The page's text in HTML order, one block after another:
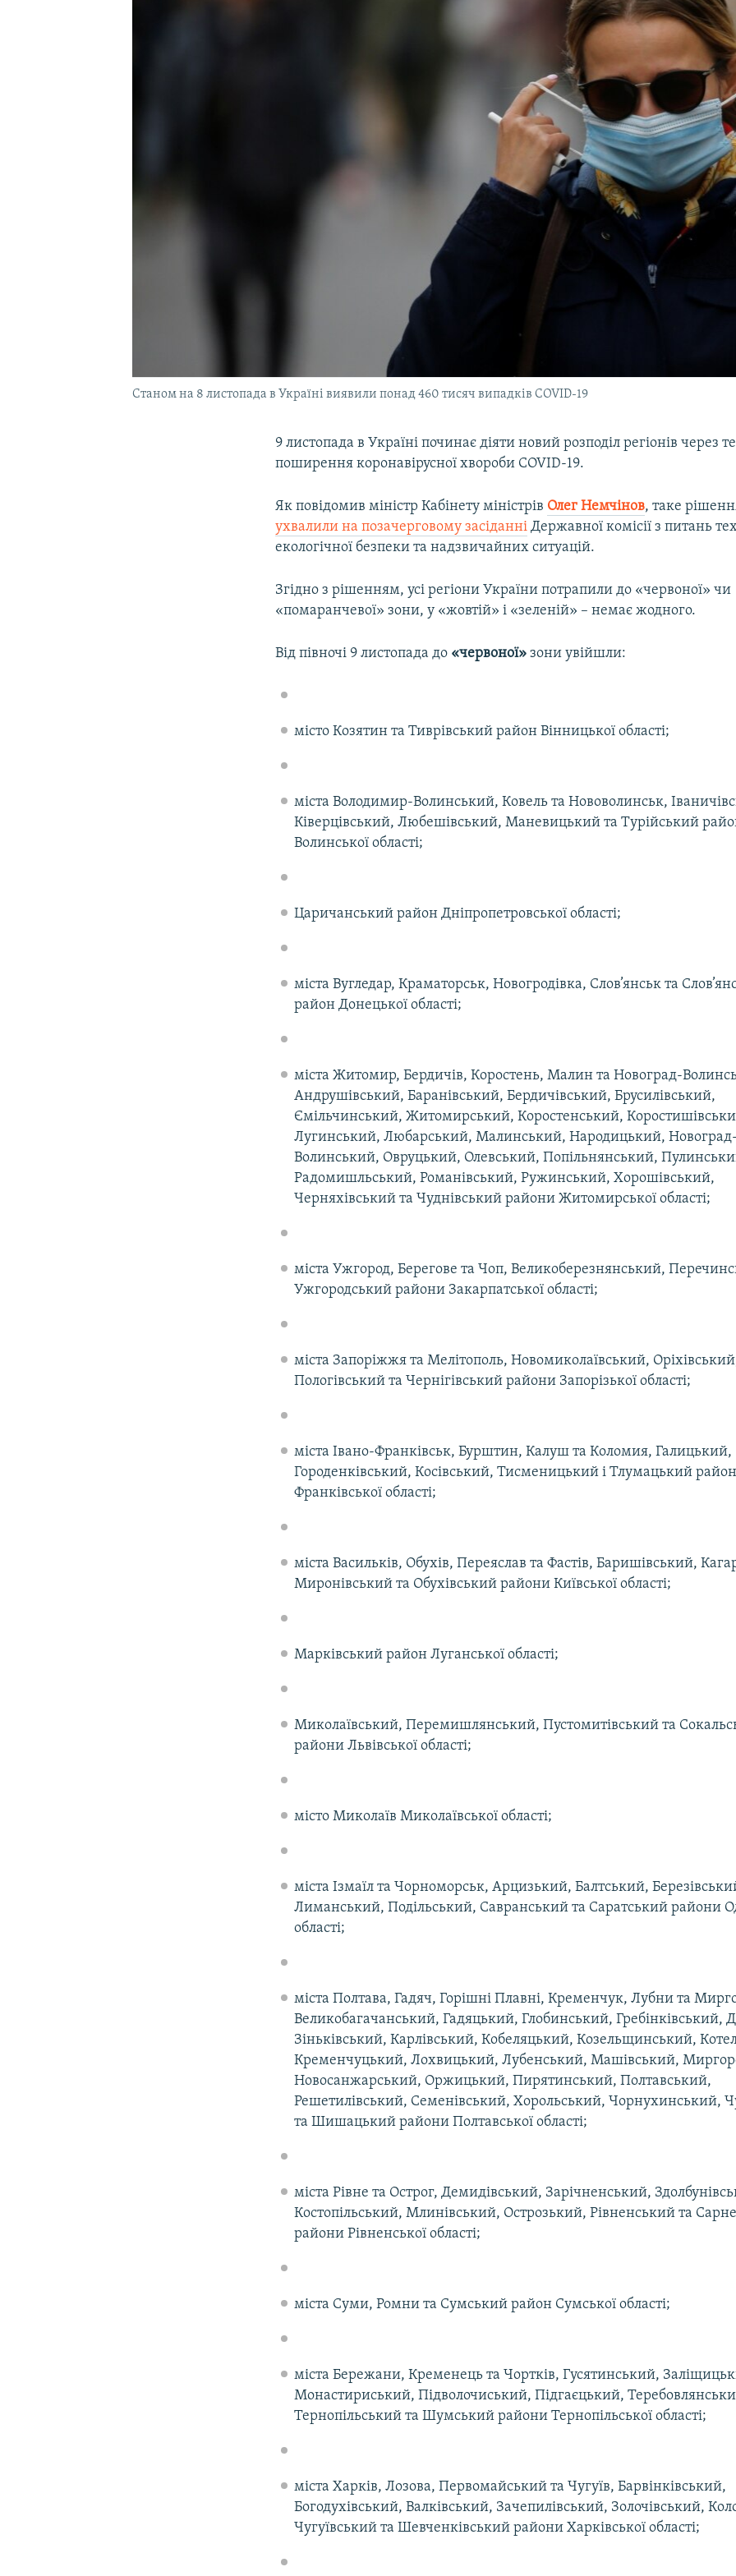
Cтаном на 8 листопада в Україні виявили понад 460 тисяч випадків COVID-19
9 листопада в Україні починає діяти новий розподіл регіонів через
поширення коронавірусної хвороби COVID-19.
Як повідомив міністр Кабінету міністрів Олег Немчінов, таке
ухвалили на позачерговому засіданні Державної комісії з питань
екологічної безпеки та надзвичайних ситуацій.
Згідно з рішенням, усі регіони України потрапили до «червоної» чи
«помаранчевої» зони, у «жовтій» і «зеленій» – немає жодного.
Від півночі 9 листопада до «червоної» зони увійшли:
місто Козятин та Тиврівський район Вінницької області;
міста Володимир-Волинський, Ковель та Нововолинськ,
Ківерцівський, Любешівський, Маневицький та Турійський
Волинської області;
Царичанський район Дніпропетровської області;
міста Вугледар, Краматорськ, Новогродівка, Слов’янськ та
район Донецької області;
міста Житомир, Бердичів, Коростень, Малин та Новоград-
Андрушівський, Баранівський, Бердичівський, Брусилівський,
Ємільчинський, Житомирський, Коростенський,
Лугинський, Любарський, Малинський, Народицький, Новоград-
Волинський, Овруцький, Олевський, Попільнянський,
Радомишльський, Романівський, Ружинський, Хорошівський,
Черняхівський та Чуднівський райони Житомирської області;
міста Ужгород, Берегове та Чоп, Великоберезнянський,
Ужгородський райони Закарпатської області;
міста Запоріжжя та Мелітополь, Новомиколаївський,
Пологівський та Чернігівський райони Запорізької області;
міста Івано-Франківськ, Бурштин, Калуш та Коломия, Галицький,
Городенківський, Косівський, Тисменицький і Тлумацький
Франківської області;
міста Васильків, Обухів, Переяслав та Фастів, Баришівський,
Миронівський та Обухівський райони Київської області;
Марківський район Луганської області;
Миколаївський, Перемишлянський, Пустомитівський та
райони Львівської області;
місто Миколаїв Миколаївської області;
міста Ізмаїл та Чорноморськ, Арцизький, Балтський,
Лиманський, Подільський, Савранський та Саратський райони
області;
міста Полтава, Гадяч, Горішні Плавні, Кременчук, Лубни та
Великобагачанський, Гадяцький, Глобинський, Гребінківський,
Зіньківський, Карлівський, Кобеляцький, Козельщинський,
Кременчуцький, Лохвицький, Лубенський, Машівський,
Новосанжарський, Оржицький, Пирятинський, Полтавський,
Решетилівський, Семенівський, Хорольський, Чорнухинський,
та Шишацький райони Полтавської області;
міста Рівне та Острог, Демидівський, Зарічненський,
Костопільський, Млинівський, Острозький, Рівненський та
райони Рівненської області;
міста Суми, Ромни та Сумський район Сумської області;
міста Бережани, Кременець та Чортків, Гусятинський,
Монастириський, Підволочиський, Підгаєцький,
Тернопільський та Шумський райони Тернопільської області;
міста Харків, Лозова, Первомайський та Чугуїв, Барвінківський,
Богодухівський, Валківський, Зачепилівський, Золочівський,
Чугуївський та Шевченківський райони Харківської області;